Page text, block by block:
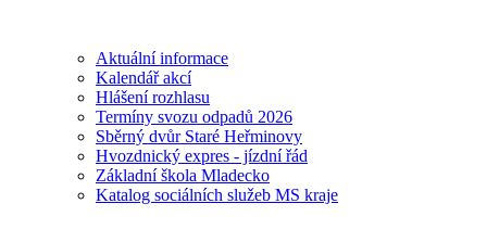
Aktuální informace
Kalendář akcí
Hlášení rozhlasu
Termíny svozu odpadů 2026
Sběrný dvůr Staré Heřminovy
Hvozdnický expres - jízdní řád
Základní škola Mladecko
Katalog sociálních služeb MS kraje